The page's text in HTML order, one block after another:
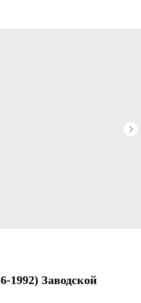
1992) Заводской